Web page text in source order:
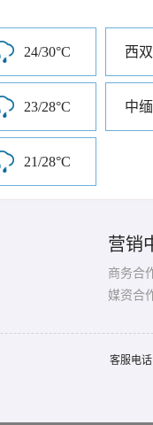
24/30°C 西
23/28°C
21/28°C
营销
商务合
媒资合
客服电